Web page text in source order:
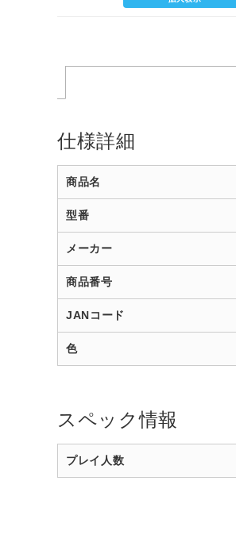
仕様詳細
商品名
型番
メーカー
商品番号
JANコード
色
スペック情報
プレイ人数